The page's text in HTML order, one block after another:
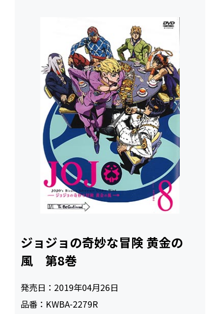
ジョジョの奇妙な冒険 黄金の
風 第8巻
発売日： 2019年04月26日
品番： KWBA-2279R